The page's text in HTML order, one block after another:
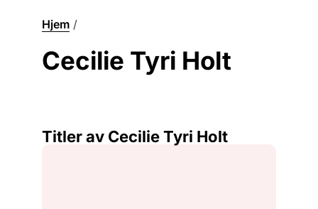
Hjem /
Cecilie Tyri Holt
Titler av Cecilie Tyri Holt